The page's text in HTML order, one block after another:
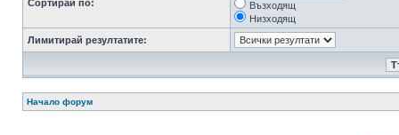
Сортирай по:
Възходящ
Низходящ
Лимитирай резултатите:
Начало форум